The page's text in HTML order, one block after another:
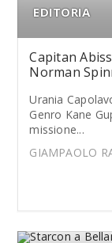
EDITORIA
Capitan
Norman
Urania
Genro Kane
missione...
GIAMPAOLO